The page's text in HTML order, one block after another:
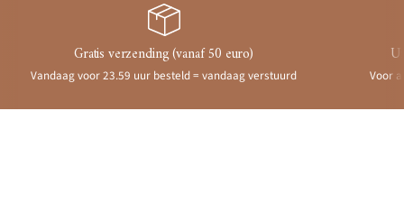
Gratis verzending (vanaf 50 euro)
Vandaag voor 23.59 uur besteld = vandaag verstuurd Voor